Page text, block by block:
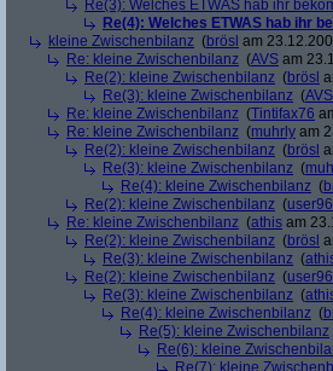
Re(3): Welches ETWAS hab ihr
Re(4): Welches ETWAS hab ihr
kleine Zwischenbilanz (brösl am
Re: kleine Zwischenbilanz (AVS am
Re(2): kleine Zwischenbilanz (brösl
Re(3): kleine Zwischenbilanz (AVS
Re: kleine Zwischenbilanz (Tintifax76
Re: kleine Zwischenbilanz (muhrly am
Re(2): kleine Zwischenbilanz (brösl
Re(3): kleine Zwischenbilanz (
Re(4): kleine Zwischenbilanz (
Re(2): kleine Zwischenbilanz (
Re: kleine Zwischenbilanz (athis am
Re(2): kleine Zwischenbilanz (brösl
Re(3): kleine Zwischenbilanz (
Re(2): kleine Zwischenbilanz (
Re(3): kleine Zwischenbilanz (
Re(4): kleine Zwischenbilanz (
Re(5): kleine Zwischenbilanz
Re(6): kleine
Re(7): kleine